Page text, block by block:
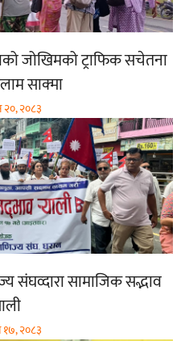
जोखिमको ट्राफिक सचेतना
साक्मा
२०८३
संघव्दारा सामाजिक सद्भाव
२०८३